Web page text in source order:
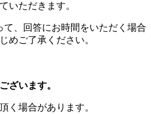
いただきます。
、回答にお時間をいただく場合
めご了承ください。
ざいます。
く場合があります。